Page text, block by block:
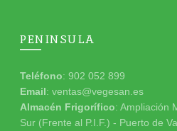
PENINSULA
Teléfono: 902 052 899
Email: ventas@vegesan.es
Almacén Frigorífico: Ampliación
Sur (Frente al P.I.F.) - Puerto de